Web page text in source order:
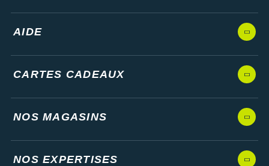
AIDE
CARTES CADEAUX
NOS MAGASINS
NOS EXPERTISES